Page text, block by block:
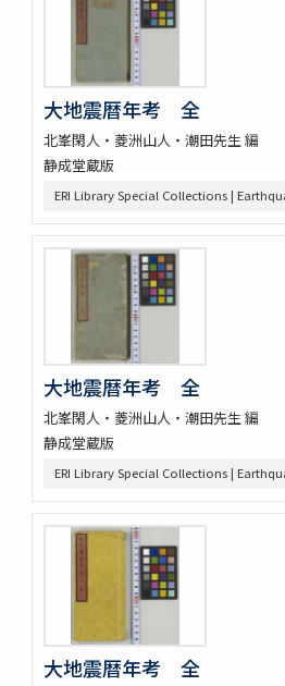
大地震暦年考 全
北峯閑人・菱洲山人・潮田先生 編
静成堂蔵版
ERI Library Special Collections |
大地震暦年考 全
北峯閑人・菱洲山人・潮田先生 編
静成堂蔵版
ERI Library Special Collections |
大地震暦年考 全